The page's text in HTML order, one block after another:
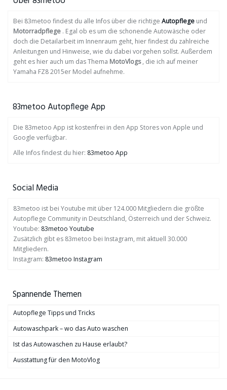
Bei 83metoo findest du alle Infos über die richtige Autopflege und
Motorradpflege . Egal ob es um die schonende Autowäsche oder
doch die Detailarbeit im Innenraum geht, hier findest du zahlreiche
Anleitungen und Hinweise, wie du dabei vorgehen sollst. Außerdem
geht es hier auch um das Thema MotoVlogs, die ich auf meiner
Yamaha FZ8 2015er Model aufnehme.
83metoo Autopflege App
Die 83metoo App ist kostenfrei in den App Stores von Apple und
Google verfügbar.
Alle Infos findest du hier: 83metoo App
Social Media
83metoo ist bei Youtube mit über 124.000 Mitgliedern die größte
Autopflege Community in Deutschland, Österreich und der Schweiz.
Youtube: 83metoo Youtube
Zusätzlich gibt es 83metoo bei Instagram, mit aktuell 30.000
Mitgliedern.
Instagram: 83metoo Instagram
Spannende Themen
Autopflege Tipps und Tricks
Autowaschpark – wo das Auto waschen
Ist das Autowaschen zu Hause erlaubt?
Ausstattung für den MotoVlog